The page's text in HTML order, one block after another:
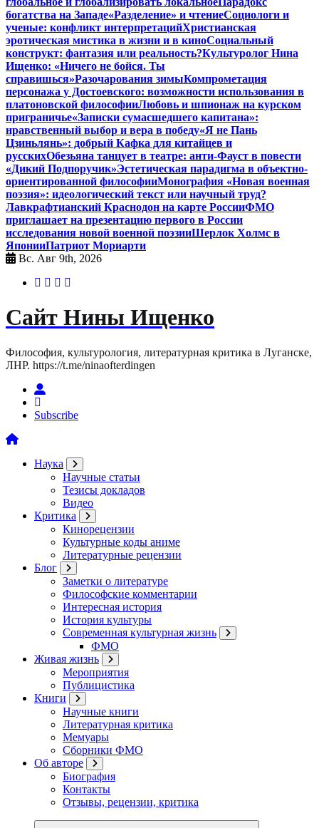
богатства на Западе«Разделение» и чтениеСоциологи и
ученые: конфликт интерпретацийХристианская
эротическая мистика в жизни и в киноСоциальный
конструкт: фантазия или реальность?Культуролог Нина
Ищенко: «Ничего не бойся. Ты
справишься»Разочарования зимыКомпрометация
персонажа у Достоевского: возможности использования в
платоновской философииЛюбовь и шпионаж на курском
приграничье«Записки сумасшедшего капитана»:
нравственный выбор и вера в победу«Я не Пань
Цзиньлянь»: добрый Кафка для китайцев и
русскихОбезьяна танцует в театре: анти-Фауст в повести
«Дикий Подпоручик»Эстетическая парадигма в объектно-
ориентированной философииМонография «Новая военная
поэзия»: идеологический текст или научный труд?
Лавкрафтианский Краснодон на карте РоссииФМО
приглашает на презентацию первого в России
исследования новой военной поэзииШерлок Холмс в
ЯпонииПатриот Мориарти
Вс. Авг 9th, 2026
Сайт Нины Ищенко
Философия, культурология, литературная критика в Луганске,
ЛНР. https://t.me/ninaofterdingen
Subscribe
Наука
Научные статьи
Тезисы докладов
Видео
Критика
Кинорецензии
Культурные коды аниме
Литературные рецензии
Блог
Заметки о литературе
Философские комментарии
Интересная история
История культуры
Современная культурная жизнь
ФМО
Живая жизнь
Мероприятия
Публицистика
Книги
Научные книги
Литературная критика
Мемуары
Сборники ФМО
Об авторе
Биография
Контакты
Отзывы, рецензии, критика